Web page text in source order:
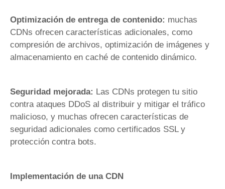
Optimización de entrega de contenido: muchas
CDNs ofrecen características adicionales, como
compresión de archivos, optimización de imágenes y
almacenamiento en caché de contenido dinámico.
Seguridad mejorada: Las CDNs protegen tu sitio
contra ataques DDoS al distribuir y mitigar el tráfico
malicioso, y muchas ofrecen características de
seguridad adicionales como certificados SSL y
protección contra bots.
Implementación de una CDN